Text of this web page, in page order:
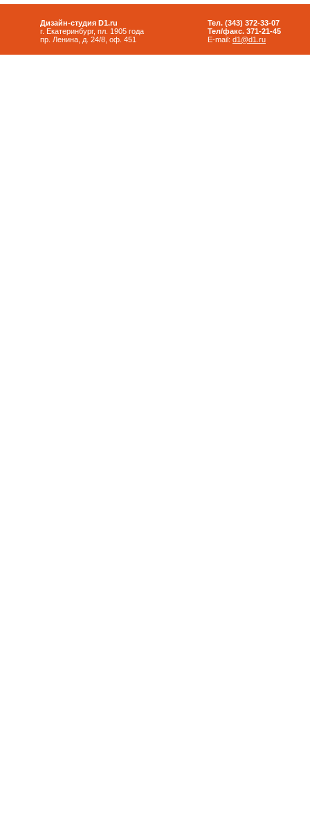
Дизайн-студия D1.ru
г. Екатеринбург, пл. 1905 года
пр. Ленина, д. 24/8, оф. 451
Тел. (343) 372-33-07
Тел/факс. 371-21-45
E-mail: d1@d1.ru